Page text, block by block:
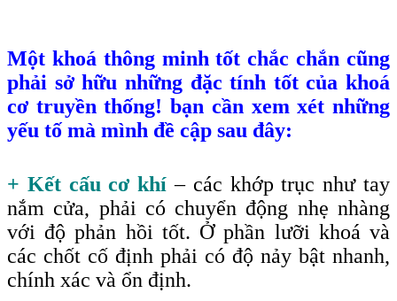
Một khoá thông minh tốt chắc chắn cũng
phải sở hữu những đặc tính tốt của khoá
cơ truyền thống! bạn cần xem xét những
yếu tố mà mình đề cập sau đây:
+ Kết cấu cơ khí – các khớp trục như tay
nắm cửa, phải có chuyển động nhẹ nhàng
với độ phản hồi tốt. Ở phần lưỡi khoá và
các chốt cố định phải có độ nảy bật nhanh,
chính xác và ổn định.